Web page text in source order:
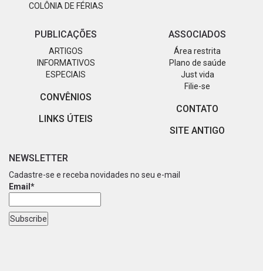
COLÔNIA DE FÉRIAS
PUBLICAÇÕES
ARTIGOS
INFORMATIVOS
ESPECIAIS
CONVÊNIOS
LINKS ÚTEIS
ASSOCIADOS
Área restrita
Plano de saúde
Just vida
Filie-se
CONTATO
SITE ANTIGO
NEWSLETTER
Cadastre-se e receba novidades no seu e-mail
Email*